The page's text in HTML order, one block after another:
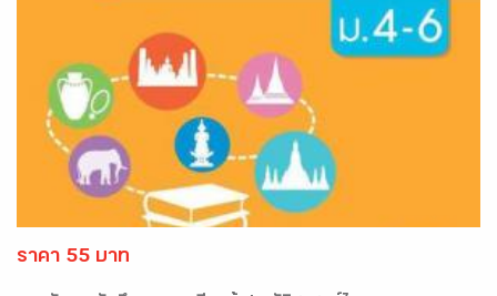
ราคา 55 บาท